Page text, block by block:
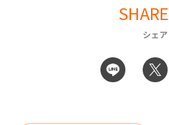
SHARE
シェア